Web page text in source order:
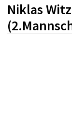
Niklas